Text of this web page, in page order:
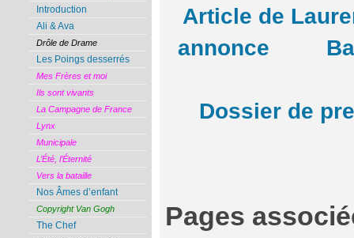
Article de
annonce
Dossier de
Pages
Introduction
Ali & Ava
Drôle de Drame
Les Poings desserrés
Mes Frères et moi
Ils sont vivants
La Campagne de France
Lynx
Municipale
L’Été, l’Éternité
Vers la bataille
Nos Âmes d’enfant
Copyright Van Gogh
The Chef